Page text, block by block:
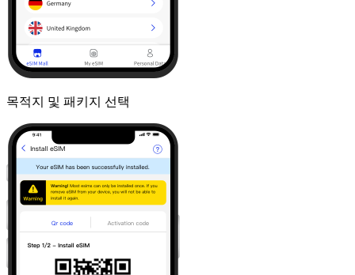
목적지 및 패키지 선택